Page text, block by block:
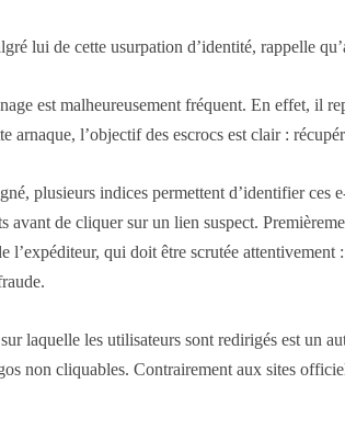
lui de cette usurpation d’identité, rappelle
est malheureusement fréquent. En effet, il
arnaque, l’objectif des escrocs est clair :
plusieurs indices permettent d’identifier
avant de cliquer sur un lien suspect.
l’expéditeur, qui doit être scrutée
laquelle les utilisateurs sont redirigés est un
non cliquables. Contrairement aux sites